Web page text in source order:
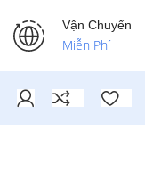
Vận Chuyển
Miễn Phí